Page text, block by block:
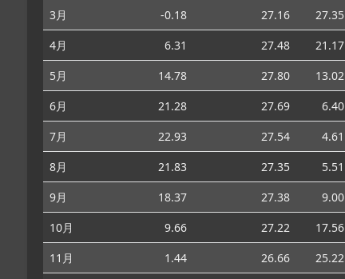
3月
-0.18 27.16
27.35
4月
6.31 27.48
21.17
5月
14.78 27.80
13.02
6月
21.28 27.69
6.40
7月
22.93 27.54
4.61
8月
21.83 27.35
5.51
9月
18.37 27.38
9.00
10月
9.66 27.22
17.56
11月
1.44 26.66
25.22